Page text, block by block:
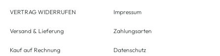
VERTRAG WIDERRUFEN
Versand & Lieferung
Kauf auf Rechnung
Impressum
Zahlungsarten
Datenschutz